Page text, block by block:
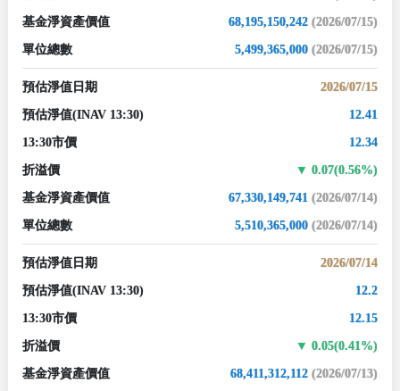
基金淨資產價值 68,195,150,242 (2026/07/15)
單位總數 5,499,365,000 (2026/07/15)
預估淨值日期 2026/07/15
預估淨值(INAV 13:30) 12.41
13:30市價 12.34
折溢價 0.07(0.56%)
基金淨資產價值 67,330,149,741 (2026/07/14)
單位總數 5,510,365,000 (2026/07/14)
預估淨值日期 2026/07/14
預估淨值(INAV 13:30) 12.2
13:30市價 12.15
折溢價 0.05(0.41%)
基金淨資產價值 68,411,312,112 (2026/07/13)